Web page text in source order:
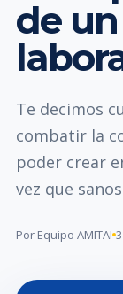
de
Te decimos
combatir la
poder crear
vez que sanos
Por Equipo AMITAI